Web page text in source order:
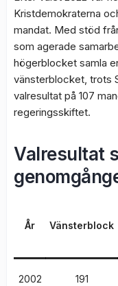
Kristdemokraterna
mandat. Med stöd
som agerade
högerblocket samla
vänsterblocket, trots
valresultat på 107
regeringsskiftet.
Valresultat
År Vänsterblock
2002 191